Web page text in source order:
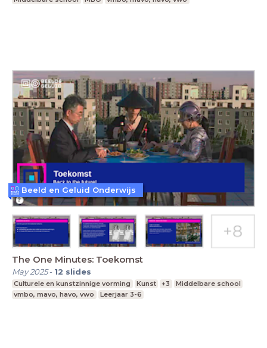
The One Minutes: Toekomst
May 2025- 12 slides
Culturele en kunstzinnige vorming Kunst +3
Middelbare school
vmbo, mavo, havo, vwo
Leerjaar 3-6
Beeld en Geluid Onderwijs